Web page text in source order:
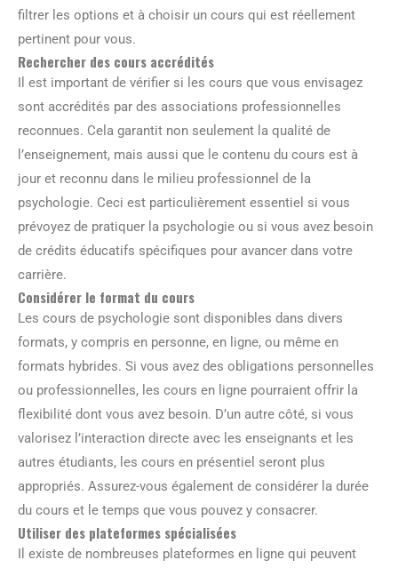
filtrer les options et à choisir un cours qui est réellement
pertinent pour vous.
Rechercher des cours accrédités
Il est important de vérifier si les cours que vous envisagez
sont accrédités par des associations professionnelles
reconnues. Cela garantit non seulement la qualité de
l’enseignement, mais aussi que le contenu du cours est à
jour et reconnu dans le milieu professionnel de la
psychologie. Ceci est particulièrement essentiel si vous
prévoyez de pratiquer la psychologie ou si vous avez besoin
de crédits éducatifs spécifiques pour avancer dans votre
carrière.
Considérer le format du cours
Les cours de psychologie sont disponibles dans divers
formats, y compris en personne, en ligne, ou même en
formats hybrides. Si vous avez des obligations personnelles
ou professionnelles, les cours en ligne pourraient offrir la
flexibilité dont vous avez besoin. D’un autre côté, si vous
valorisez l’interaction directe avec les enseignants et les
autres étudiants, les cours en présentiel seront plus
appropriés. Assurez-vous également de considérer la durée
du cours et le temps que vous pouvez y consacrer.
Utiliser des plateformes spécialisées
Il existe de nombreuses plateformes en ligne qui peuvent